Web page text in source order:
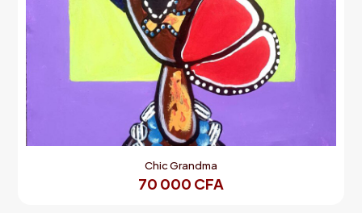
Chic Grandma
70 000 CFA